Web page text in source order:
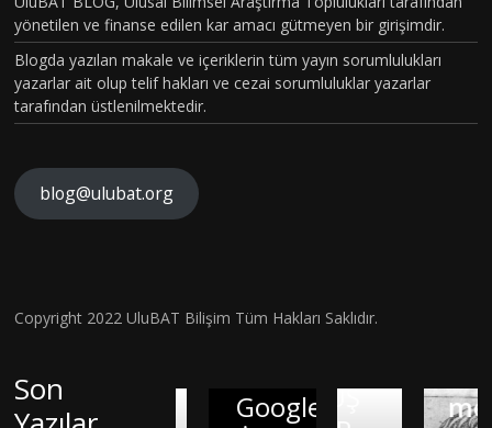
yönetilen ve finanse edilen kar amacı gütmeyen bir girişimdir.
Blogda yazılan makale ve içeriklerin tüm yayın sorumlulukları
yazarlar ait olup telif hakları ve cezai sorumluluklar yazarlar
tarafından üstlenilmektedir.
blog@ulubat.org
Copyright 2022 UluBAT Bilişim Tüm Hakları Saklıdır.
Son
Hava
Gerçekt
en De
Google
Robot
Olan
VAKASI
GERÇEK
OLDU :
TÜRKİY
KTANISI
MUŞ
menes: